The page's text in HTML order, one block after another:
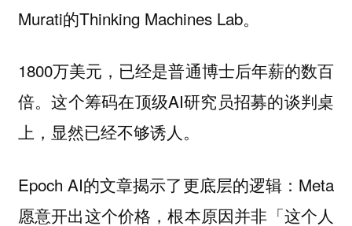
Murati的Thinking Machines Lab。
1800万美元，已经是普通博士后年薪的数百
倍。这个筹码在顶级AI研究员招募的谈判桌
上，显然已经不够诱人。
Epoch AI的文章揭示了更底层的逻辑：Meta
愿意开出这个价格，根本原因并非「这个人